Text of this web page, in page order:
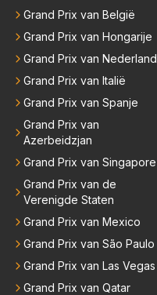
Grand Prix van België
Grand Prix van Hongarije
Grand Prix van Nederland
Grand Prix van Italië
Grand Prix van Spanje
Grand Prix van
Azerbeidzjan
Grand Prix van Singapore
Grand Prix van de
Verenigde Staten
Grand Prix van Mexico
Grand Prix van São Paulo
Grand Prix van Las Vegas
Grand Prix van Qatar